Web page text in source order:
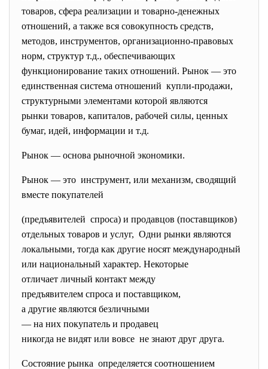
товаров, сфера реализации и товарно-денежных
отношений, а также вся совокупность средств,
методов, инструментов, организационно-правовых
норм, структур т.д., обеспечивающих
функционирование таких отношений. Рынок — это
единственная система отношений купли-продажи,
структурными элементами которой являются
рынки товаров, капиталов, рабочей силы, ценных
бумаг, идей, информации и т.д.
Рынок — основа рыночной экономики.
Рынок — это инструмент, или механизм, сводящий
вместе покупателей
(предъявителей спроса) и продавцов (поставщиков)
отдельных товаров и услуг, Одни рынки являются
локальными, тогда как другие носят международный
или национальный характер. Некоторые
отличает личный контакт между
предъявителем спроса и поставщиком,
а другие являются безличными
— на них покупатель и продавец
никогда не видят или вовсе не знают друг друга.
Состояние рынка определяется соотношением